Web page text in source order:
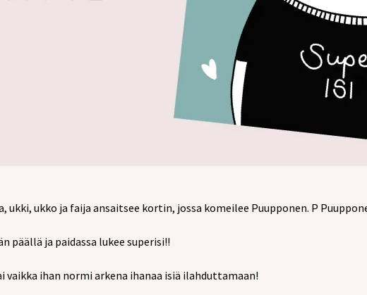
ukki, ukko ja faija ansaitsee kortin, jossa komeilee Puupponen. P
päällä ja paidassa lukee superisi!!
vaikka ihan normi arkena ihanaa isiä ilahduttamaan!